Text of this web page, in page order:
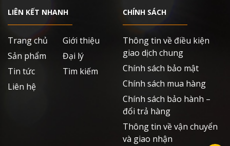
LIÊN KẾT NHANH
Trang chủ
Giới thiệu
Sản phẩm
Đại lý
Tin tức
Tìm kiếm
Liên hệ
CHÍNH SÁCH
Thông tin về điều kiện
giao dịch chung
Chính sách bảo mật
Chính sách mua hàng
Chính sách bảo hành –
đổi trả hàng
Thông tin về vận chuyển
và giao nhận